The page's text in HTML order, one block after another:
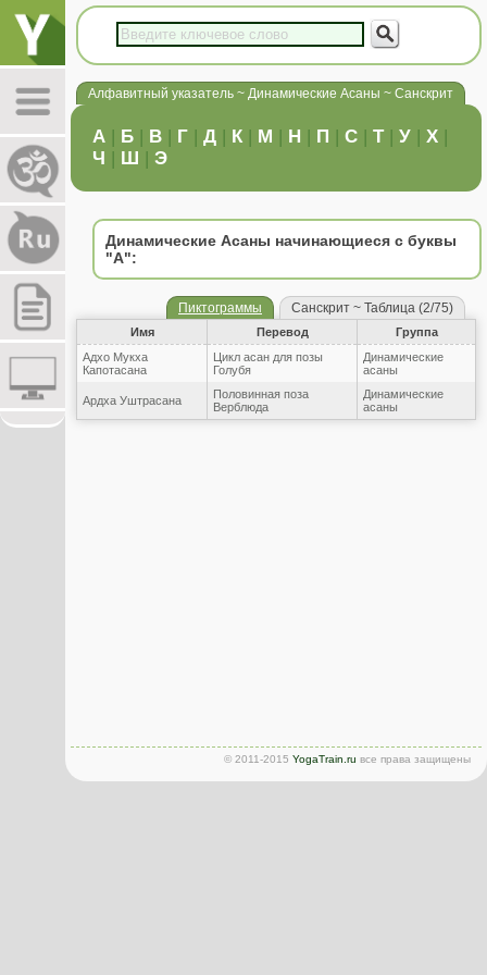
Алфавитный указатель ~ Динамические Асаны ~ Санскрит
А | Б | В | Г | Д | К | М | Н | П | С | Т| У | Х |
Ч | Ш | Э
Динамические Асаны начинающиеся с буквы
"А":
Пиктограммы Санскрит ~ Таблица (2/75)
Имя Перевод
Группа
Адхо Мукха
Капотасана
Цикл асан для позы
Голубя
Динамические
асаны
Ардха Уштрасана
Половинная поза
Верблюда
Динамические
асаны
© 2011-2015 YogaTrain.ru все права защищены